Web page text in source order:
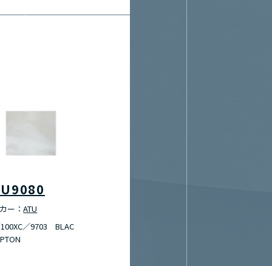
ー：ATU
／9703 BLAC